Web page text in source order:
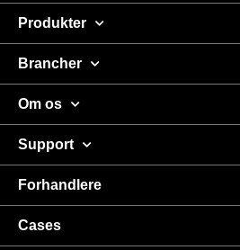
Produkter
Brancher
Om os
Support
Forhandlere
Cases